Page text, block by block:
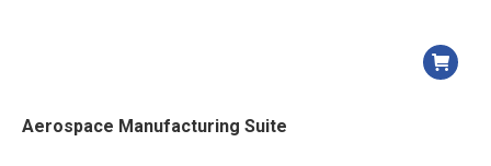
Aerospace Manufacturing Suite